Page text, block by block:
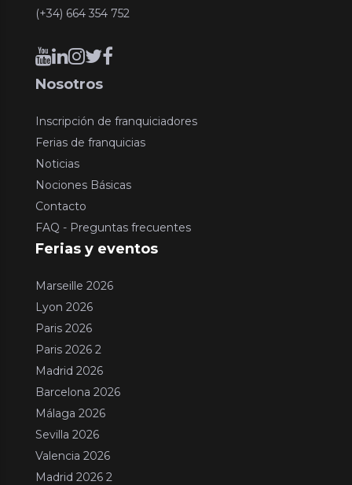
(+34) 664 354 752
Nosotros
Inscripción de franquiciadores
Ferias de franquicias
Noticias
Nociones Básicas
Contacto
FAQ - Preguntas frecuentes
Ferias y eventos
Marseille 2026
Lyon 2026
Paris 2026
Paris 2026 2
Madrid 2026
Barcelona 2026
Málaga 2026
Sevilla 2026
Valencia 2026
Madrid 2026 2